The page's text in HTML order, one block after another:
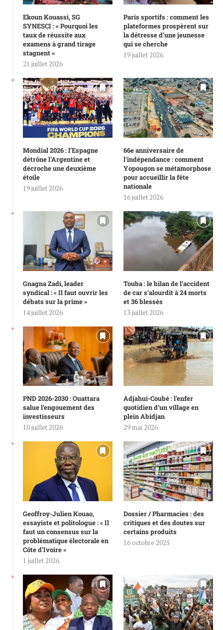
Ekoun Kouassi, SG
SYNESCI : « Pourquoi les
taux de réussite aux
examens à grand tirage
stagnent »
21 juillet 2026
Paris sportifs : comment les
plateformes prospèrent sur
la détresse d’une jeunesse
qui se cherche
19 juillet 2026
Mondial 2026 : l’Espagne
détrône l’Argentine et
décroche une deuxième
étoile
19 juillet 2026
66e anniversaire de
l’indépendance : comment
Yopougon se métamorphose
pour accueillir la fête
nationale
16 juillet 2026
Gnagna Zadi, leader
syndical : « Il faut ouvrir les
débats sur la prime »
14 juillet 2026
Touba : le bilan de l’accident
de car s’alourdit à 24 morts
et 36 blessés
13 juillet 2026
PND 2026-2030 : Ouattara
salue l’engouement des
investisseurs
10 juillet 2026
Adjahui-Coubé : l’enfer
quotidien d’un village en
plein Abidjan
29 mai 2026
Geoffroy-Julien Kouao,
essayiste et politologue : « Il
faut un consensus sur la
problématique électorale en
Côte d’Ivoire »
1 juillet 2026
Dossier / Pharmacies : des
critiques et des doutes sur
certains produits
16 octobre 2025